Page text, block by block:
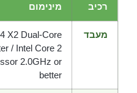
רכיב מינימום
מעבד
X2 Dual-Core
/ Intel Core 2
2.0GHz or
better